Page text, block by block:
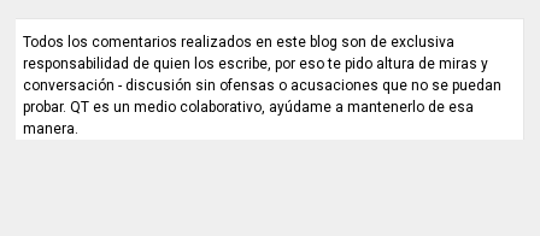
Todos los comentarios realizados en este blog son de exclusiva
responsabilidad de quien los escribe, por eso te pido altura de miras y
conversación - discusión sin ofensas o acusaciones que no se puedan
probar. QT es un medio colaborativo, ayúdame a mantenerlo de esa
manera.